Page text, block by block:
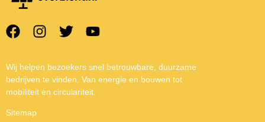
Wij helpen bezoekers snel betrouwbare, duurzame
bedrijven te vinden. Van energie en bouwen tot
mobiliteit en circulariteit.
Sitemap